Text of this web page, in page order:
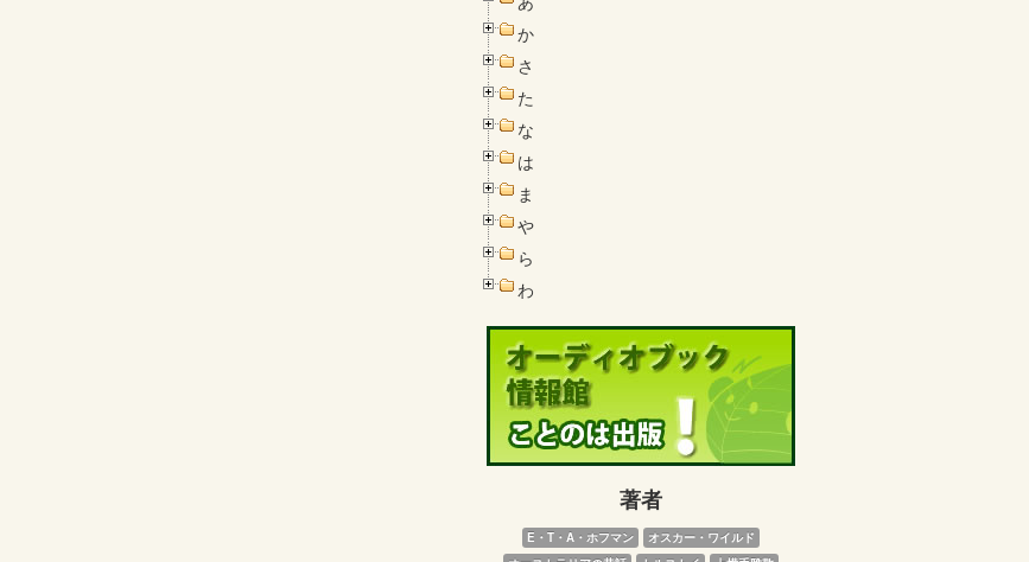
か
さ
た
な
は
ま
や
ら
わ
著者
E・T・A・ホフマン
オスカー・ワイルド